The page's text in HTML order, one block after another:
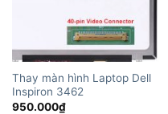
Thay màn hình Laptop Dell
Inspiron 3462
950.000₫